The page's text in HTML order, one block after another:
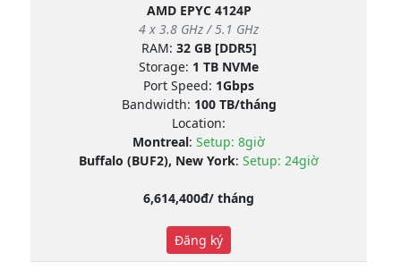
AMD EPYC 4124P
4 x 3.8 GHz / 5.1 GHz
RAM: 32 GB [DDR5]
Storage: 1 TB NVMe
Port Speed: 1Gbps
Bandwidth: 100 TB/tháng
Location:
Montreal: Setup: 8giờ
Buffalo (BUF2), New York: Setup: 24giờ
6,614,400đ/ tháng
Đăng ký